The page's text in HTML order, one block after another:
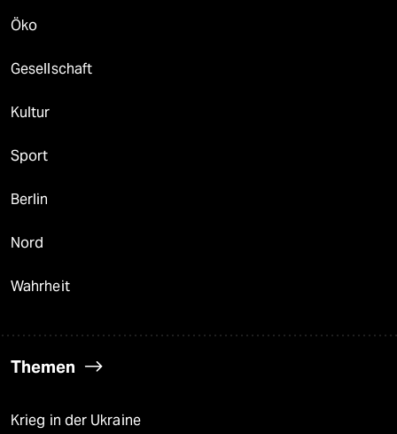
Öko
Gesellschaft
Kultur
Sport
Berlin
Nord
Wahrheit
Themen
Krieg in der Ukraine